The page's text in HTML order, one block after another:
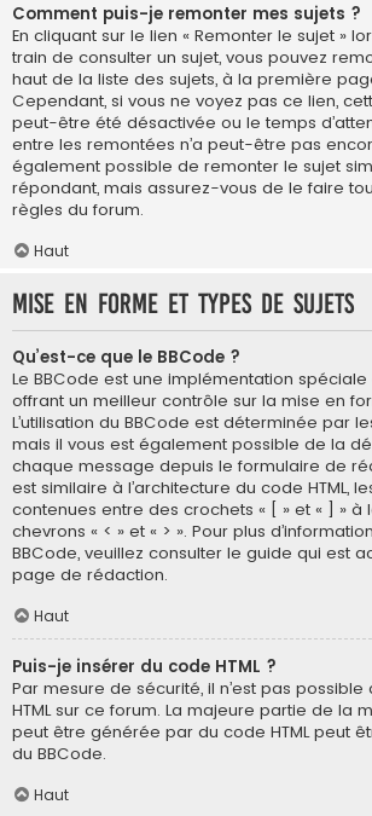
Comment puis-je remonter mes sujets ?
En cliquant sur le lien « Remonter le sujet »
train de consulter un sujet, vous pouvez
haut de la liste des sujets, à la première
Cependant, si vous ne voyez pas ce lien,
peut-être été désactivée ou le temps
entre les remontées n’a peut-être pas
également possible de remonter le sujet
répondant, mais assurez-vous de le faire
règles du forum.
Haut
Mise en forme et types de sujets
Qu’est-ce que le BBCode ?
Le BBCode est une implémentation spéciale
offrant un meilleur contrôle sur la mise en
L’utilisation du BBCode est déterminée par
mais il vous est également possible de la
chaque message depuis le formulaire de
est similaire à l’architecture du code HTML,
contenues entre des crochets « [ » et « ] » à
chevrons « < » et « > ». Pour plus
BBCode, veuillez consulter le guide qui est
page de rédaction.
Haut
Puis-je insérer du code HTML ?
Par mesure de sécurité, il n’est pas possible
HTML sur ce forum. La majeure partie de la
peut être générée par du code HTML peut
du BBCode.
Haut